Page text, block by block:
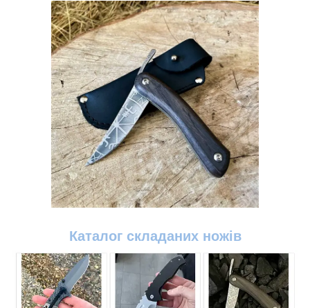
Каталог складаних ножів